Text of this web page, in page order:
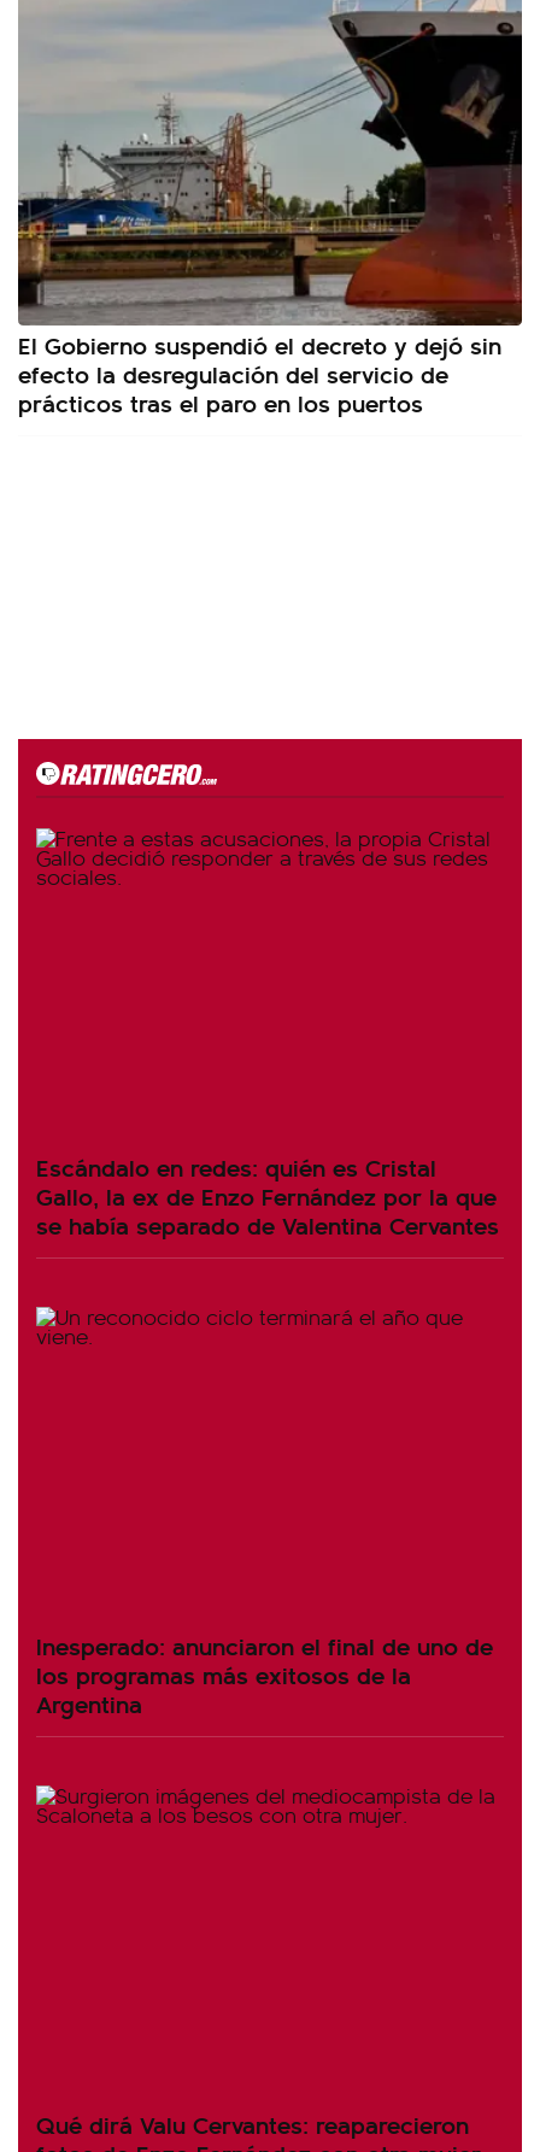
El Gobierno suspendió el decreto y dejó sin
efecto la desregulación del servicio de
prácticos tras el paro en los puertos
Escándalo en redes: quién es Cristal
Gallo, la ex de Enzo Fernández por la que
se había separado de Valentina Cervantes
Inesperado: anunciaron el final de uno de
los programas más exitosos de la
Argentina
Qué dirá Valu Cervantes: reaparecieron